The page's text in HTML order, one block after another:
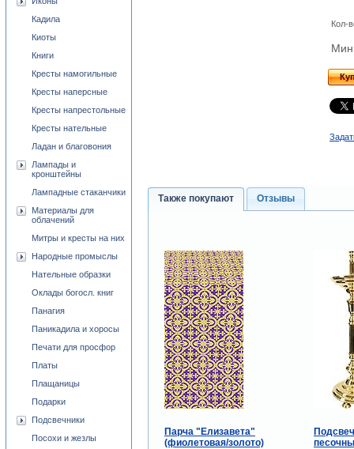
Кол-
Также покупают Отзывы
Парча "Елизавета"
(фиолетовая/золото)
Кадила
Киоты
Книги
Кресты намогильные
Кресты наперсные
Кресты напрестольные
Кресты нательные
Ладан и благовония
Лампады и
кронштейны
Лампадные стаканчики
Материалы для
облачений
Митры и кресты на них
Народные промыслы
Нательные образки
Оклады богосл. книг
Панагия
Паникадила и хоросы
Печати для просфор
Платы
Плащаницы
Подарки
Подсвечники
Посохи и жезлы